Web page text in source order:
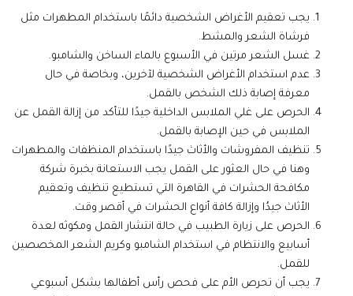
يجب تعقيم الأغراض الشخصية دائمًا باستخدام المطهرات مثل
فرشاة الشعر والمشط.
غسل الشعر مرتين في الأسبوع بالماء الساخن والشامبو.
عدم استخدام الأغراض الشخصية لآخرين، وبخاصة في حال
معرفة إصابة ذلك الشخص بالقمل.
الحرص على غلي الملابس الداخلية جيدًا للتأكد من إزالة القمل عن
الملابس في حين الإصابة بالقمل.
تنظيف المفروشات والأثاث جيدًا باستخدام المنظفات والمطهرات
وهنا في حال العثور على القمل يجب الاستعانة بخبرة شركة
مكافحة الحشرات في القاهرة التي تستطيع تنظيف وتعقيم
الأثاث جيدُا وإزالة كافة أنواع الحشرات في أقصر وقت.
الحرص على زيارة الطبيب في حالة انتشار القمل ومكوثه لعدة
أسابيع والانتظام في استخدام الشامبو وكريم الشعر المخصصين
للقمل.
يجب أن تحرص الأم على فحص رأس أطفالها بشكل أسبوعي